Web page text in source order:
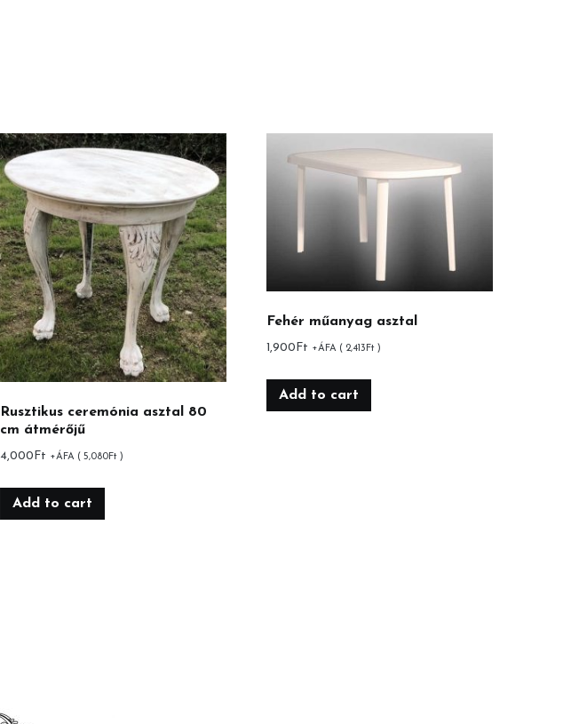
Rusztikus ceremónia asztal 80
cm átmérőjű
4,000 Ft +ÁFA ( 5,080Ft)
Add to cart
Fehér műanyag asztal
1,900 Ft +ÁFA ( 2,413 Ft)
Add to cart